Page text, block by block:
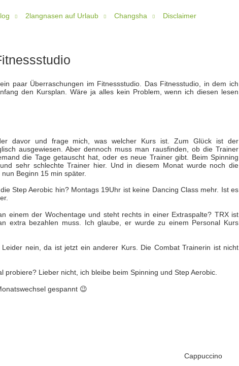
2langnasen auf Urlaub Changsha Disclaimer
paar Überraschungen im Fitnessstudio. Das Fitnesstudio, in dem ich
den Kursplan. Wäre ja alles kein Problem, wenn ich diesen lesen
davor und frage mich, was welcher Kurs ist. Zum Glϋck ist der
ausgewiesen. Aber dennoch muss man rausfinden, ob die Trainer
die Tage getauscht hat, oder es neue Trainer gibt. Beim Spinning
sehr schlechte Trainer hier. Und in diesem Monat wurde noch die
Beginn 15 min später.
Step Aerobic hin? Montags 19Uhr ist keine Dancing Class mehr. Ist es
einem der Wochentage und steht rechts in einer Extraspalte? TRX ist
extra bezahlen muss. Ich glaube, er wurde zu einem Personal Kurs
nein, da ist jetzt ein anderer Kurs. Die Combat Trainerin ist nicht
probiere? Lieber nicht, ich bleibe beim Spinning und Step Aerobic.
gespannt 😉
Cappuccino